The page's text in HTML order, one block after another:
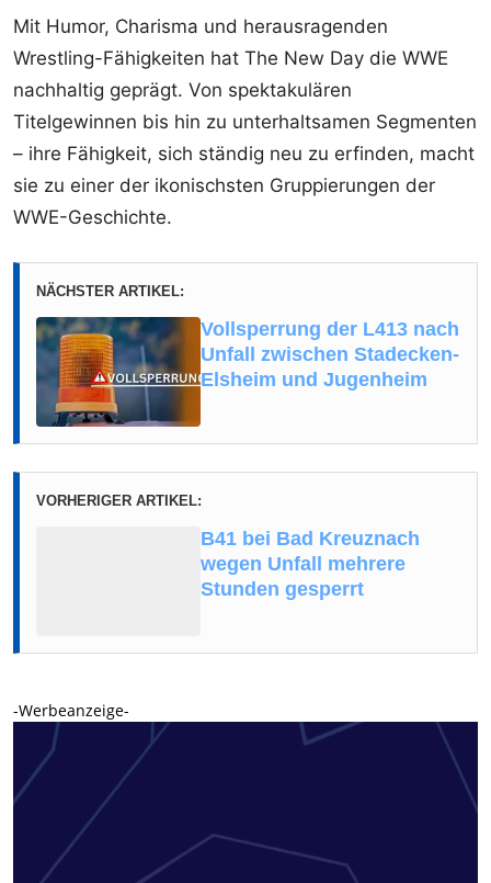
Mit Humor, Charisma und herausragenden
Wrestling-Fähigkeiten hat The New Day die WWE
nachhaltig geprägt. Von spektakulären
Titelgewinnen bis hin zu unterhaltsamen Segmenten
– ihre Fähigkeit, sich ständig neu zu erfinden, macht
sie zu einer der ikonischsten Gruppierungen der
WWE-Geschichte.
NÄCHSTER ARTIKEL:
Vollsperrung der L413 nach
Unfall zwischen Stadecken-
Elsheim und Jugenheim
VORHERIGER ARTIKEL:
B41 bei Bad Kreuznach
wegen Unfall mehrere
Stunden gesperrt
-Werbeanzeige-